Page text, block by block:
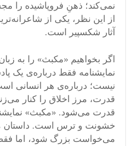
نمی‌کند؛ ذهنِ فروپاشیده را
از این نظر، یکی از
آثار شکسپیر است.
اگر بخواهیم «مکبث» را به
نمایشنامه فقط درباره‌ی یک
نیست؛ درباره‌ی هر انسانی
قدرت، مرز اخلاق را کنار
قدرت می‌شود. «مکبث»
خشونت و ترس است. داستان
می‌خواست بزرگ شود، اما